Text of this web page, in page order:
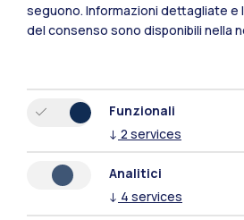
IT EN
Milano Leonardo
Milano Bovisa
seguono. Informazioni dettagliate e
del consenso sono disponibili nella
Funzionali
↓ 2 services
Analitici
↓ 4 services